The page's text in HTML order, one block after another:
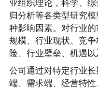
业组织理论，科学、
归分析等各类型研究
种影响因素。对行业
规模、行业现状、竞
险、行业壁垒、机遇以
公司通过对特定行业
端、需求端、经营特